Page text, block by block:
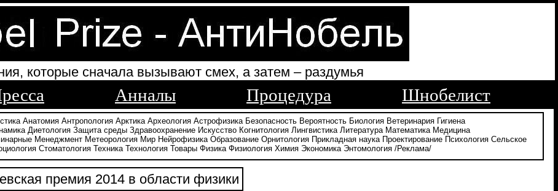
которые сначала вызывают смех, а затем – раздумья
Анналы Процедура Шнобелист
Анатомия Антропология Арктика Археология Астрофизика Безопасность Вероятность Биология Ветеринария Гигиена
Диетология Защита среды Здравоохранение Искусство Когнитология Лингвистика Литература Математика Медицина
Менеджмент Метеорология Мир Нейрофизика Образование Орнитология Прикладная наука Проектирование Психология Сельское
Стоматология Техника Технология Товары Физика Физиология Химия Экономика Энтомология /Реклама/
премия 2014 в области физики